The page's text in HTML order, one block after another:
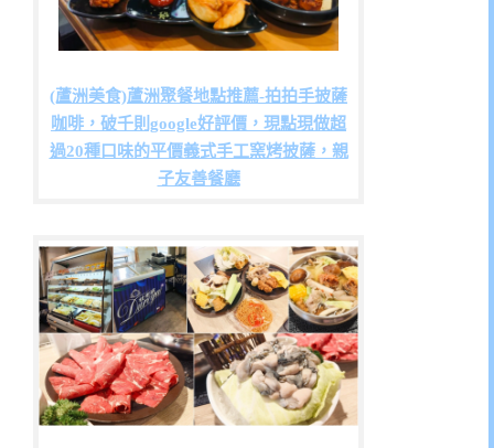
(蘆洲美食)蘆洲聚餐地點推薦-拍拍手披薩
咖啡，破千則google好評價，現點現做超
過20種口味的平價義式手工窯烤披薩，親
子友善餐廳